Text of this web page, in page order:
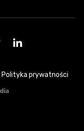
Polityka prywatności